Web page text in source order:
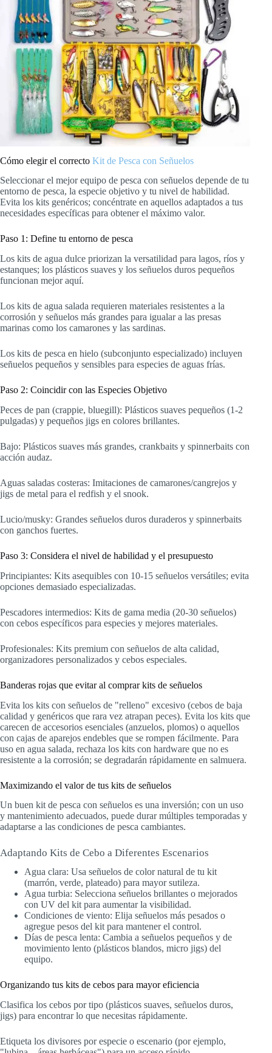
Cómo elegir el correcto Kit de Pesca con Señuelos
Seleccionar el mejor equipo de pesca con señuelos depende de tu
entorno de pesca, la especie objetivo y tu nivel de habilidad.
Evita los kits genéricos; concéntrate en aquellos adaptados a tus
necesidades específicas para obtener el máximo valor.
Paso 1: Define tu entorno de pesca
Los kits de agua dulce priorizan la versatilidad para lagos, ríos y
estanques; los plásticos suaves y los señuelos duros pequeños
funcionan mejor aquí.
Los kits de agua salada requieren materiales resistentes a la
corrosión y señuelos más grandes para igualar a las presas
marinas como los camarones y las sardinas.
Los kits de pesca en hielo (subconjunto especializado) incluyen
señuelos pequeños y sensibles para especies de aguas frías.
Paso 2: Coincidir con las Especies Objetivo
Peces de pan (crappie, bluegill): Plásticos suaves pequeños (1-2
pulgadas) y pequeños jigs en colores brillantes.
Bajo: Plásticos suaves más grandes, crankbaits y spinnerbaits con
acción audaz.
Aguas saladas costeras: Imitaciones de camarones/cangrejos y
jigs de metal para el redfish y el snook.
Lucio/musky: Grandes señuelos duros duraderos y spinnerbaits
con ganchos fuertes.
Paso 3: Considera el nivel de habilidad y el presupuesto
Principiantes: Kits asequibles con 10-15 señuelos versátiles; evita
opciones demasiado especializadas.
Pescadores intermedios: Kits de gama media (20-30 señuelos)
con cebos específicos para especies y mejores materiales.
Profesionales: Kits premium con señuelos de alta calidad,
organizadores personalizados y cebos especiales.
Banderas rojas que evitar al comprar kits de señuelos
Evita los kits con señuelos de "relleno" excesivo (cebos de baja
calidad y genéricos que rara vez atrapan peces). Evita los kits que
carecen de accesorios esenciales (anzuelos, plomos) o aquellos
con cajas de aparejos endebles que se rompen fácilmente. Para
uso en agua salada, rechaza los kits con hardware que no es
resistente a la corrosión; se degradarán rápidamente en salmuera.
Maximizando el valor de tus kits de señuelos
Un buen kit de pesca con señuelos es una inversión; con un uso
y mantenimiento adecuados, puede durar múltiples temporadas y
adaptarse a las condiciones de pesca cambiantes.
Adaptando Kits de Cebo a Diferentes Escenarios
Agua clara: Usa señuelos de color natural de tu kit
(marrón, verde, plateado) para mayor sutileza.
Agua turbia: Selecciona señuelos brillantes o mejorados
con UV del kit para aumentar la visibilidad.
Condiciones de viento: Elija señuelos más pesados o
agregue pesos del kit para mantener el control.
Días de pesca lenta: Cambia a señuelos pequeños y de
movimiento lento (plásticos blandos, micro jigs) del
equipo.
Organizando tus kits de cebos para mayor eficiencia
Clasifica los cebos por tipo (plásticos suaves, señuelos duros,
jigs) para encontrar lo que necesitas rápidamente.
Etiqueta los divisores por especie o escenario (por ejemplo,